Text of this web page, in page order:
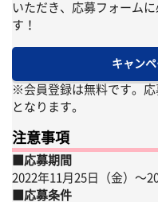
いただき、応募フォーム
す！
キャン
※会員登録は無料です。
となります。
注意事項
■応募期間
2022年11月25日（金）〜
■応募条件